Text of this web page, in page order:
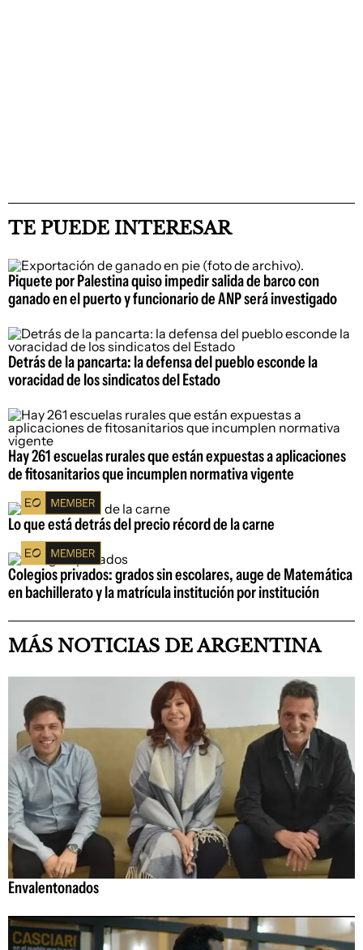
TE PUEDE INTERESAR
Piquete por Palestina quiso impedir salida de barco con
ganado en el puerto y funcionario de ANP será investigado
Detrás de la pancarta: la defensa del pueblo esconde la
voracidad de los sindicatos del Estado
Hay 261 escuelas rurales que están expuestas a aplicaciones
de fitosanitarios que incumplen normativa vigente
Lo que está detrás del precio récord de la carne
Colegios privados: grados sin escolares, auge de Matemática
en bachillerato y la matrícula institución por institución
MÁS NOTICIAS DE ARGENTINA
Envalentonados